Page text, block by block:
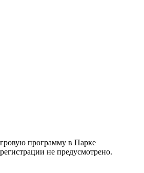
программу в Парке
не предусмотрено.